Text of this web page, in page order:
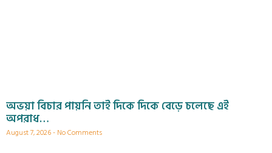
অভয়া বিচার পায়নি তাই দিকে দিকে বেড়ে চলেছে এই
অপরাধ…
August 7, 2026 No Comments